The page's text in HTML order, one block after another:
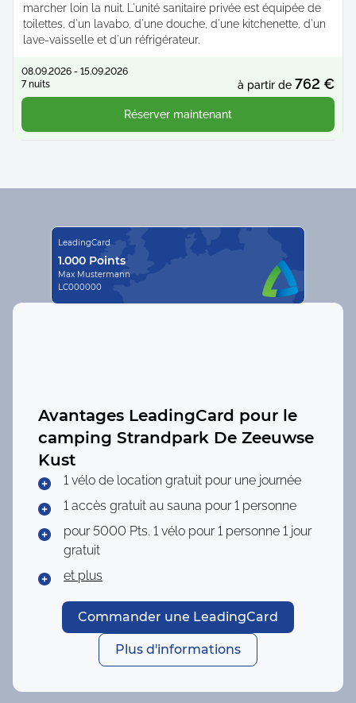
marcher loin la nuit. L'unité sanitaire privée est équipée de
toilettes, d'un lavabo, d'une douche, d'une kitchenette, d'un
lave-vaisselle et d'un réfrigérateur.
08.09.2026 - 15.09.2026
7 nuits
à partir de 762 €
Réserver maintenant
Avantages LeadingCard pour le
camping Strandpark De Zeeuwse
Kust
1 vélo de location gratuit pour une journée
1 accès gratuit au sauna pour 1 personne
pour 5000 Pts. 1 vélo pour 1 personne 1 jour
gratuit
et plus
Commander une LeadingCard
Plus d'informations
LeadingCard
1.000 Points
Max Mustermann
LC000000